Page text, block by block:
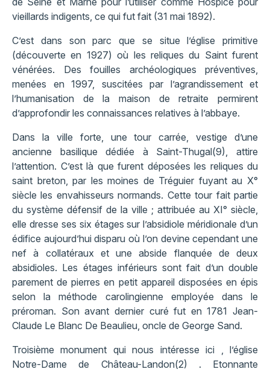
vieillards indigents, ce qui fut fait (31 mai 1892).
C’est dans son parc que se situe l’église primitive
(découverte en 1927) où les reliques du Saint furent
vénérées. Des fouilles archéologiques préventives,
menées en 1997, suscitées par l’agrandissement et
l’humanisation de la maison de retraite permirent
d’approfondir les connaissances relatives à l’abbaye.
Dans la ville forte, une tour carrée, vestige d’une
ancienne basilique dédiée à Saint-Thugal(9), attire
l’attention. C’est là que furent déposées les reliques du
saint breton, par les moines de Tréguier fuyant au X°
siècle les envahisseurs normands. Cette tour fait partie
du système défensif de la ville ; attribuée au XI° siècle,
elle dresse ses six étages sur l’absidiole méridionale d’un
édifice aujourd’hui disparu où l’on devine cependant une
nef à collatéraux et une abside flanquée de deux
absidioles. Les étages inférieurs sont fait d’un double
parement de pierres en petit appareil disposées en épis
selon la méthode carolingienne employée dans le
préroman. Son avant dernier curé fut en 1781 Jean-
Claude Le Blanc De Beaulieu, oncle de George Sand.
Troisième monument qui nous intéresse ici , l’église
Notre-Dame de Château-Landon(2) . Etonnante